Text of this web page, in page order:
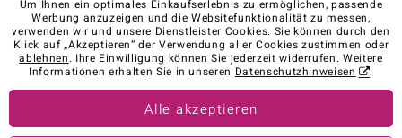
Karriere AGB Datenschutz Cookies
Impressum
Kontakt
Vertrag widerrufen
Visit our stores in other countries:
Um Ihnen ein optimales Einkaufserlebnis zu ermöglichen, passende
Werbung anzuzeigen und die Websitefunktionalität zu messen,
verwenden wir und unsere Dienstleister Cookies. Sie können durch den
Klick auf „Akzeptieren“ der Verwendung aller Cookies zustimmen oder
ablehnen. Ihre Einwilligung können Sie jederzeit widerrufen. Weitere
Informationen erhalten Sie in unseren Datenschutzhinweisen .
Alle akzeptieren